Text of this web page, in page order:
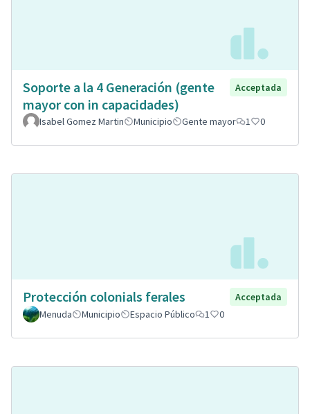
Soporte a la 4 Generación (gente
mayor con in capacidades)
Acceptada
Isabel Gomez Martin Municipio Gente mayor 1 0
Protección colonials ferales
Acceptada
Menuda
Municipio Espacio Público 1 0